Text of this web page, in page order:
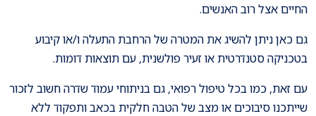
החיים אצל רוב האנשים.
גם כאן ניתן להשיג את המטרה של הרחבת התעלה ו/או קיבוע
בטכניקה סטנדרטית או זעיר פולשנית, עם תוצאות דומות.
עם זאת, כמו בכל טיפול רפואי, גם בניתוחי עמוד שדרה חשוב לזכור
שייתכנו סיבוכים או מצב של הטבה חלקית בכאב ותפקוד ללא